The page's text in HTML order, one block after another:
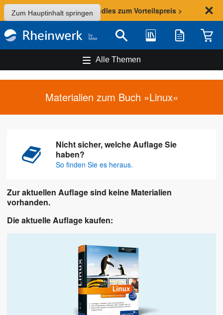
Zum Hauptinhalt springen
Sommer-Aktion: Bundles zum Vorteilspreis >
Suche Bibliothek Merkliste
Alle Themen
Materialien zum Buch »Linux«
Nicht sicher, welche Auflage Sie
haben?
So finden Sie es heraus.
Zur aktuellen Auflage sind keine Materialien
vorhanden.
Die aktuelle Auflage kaufen: